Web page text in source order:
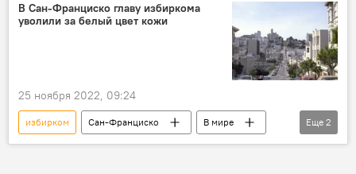
В Сан-Франциско главу избиркома
уволили за белый цвет кожи
25 ноября 2022, 09:24
избирком Сан-Франциско
В мире
глава
увольнение
Еще 2